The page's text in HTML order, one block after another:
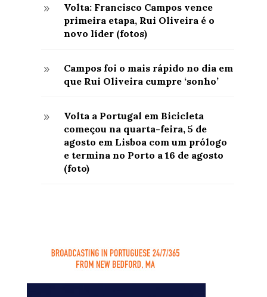
9
Volta: Francisco Campos vence
primeira etapa, Rui Oliveira é o
novo líder (fotos)
9
Campos foi o mais rápido no dia em
que Rui Oliveira cumpre ‘sonho’
9
Volta a Portugal em Bicicleta
começou na quarta-feira, 5 de
agosto em Lisboa com um prólogo
e termina no Porto a 16 de agosto
(foto)